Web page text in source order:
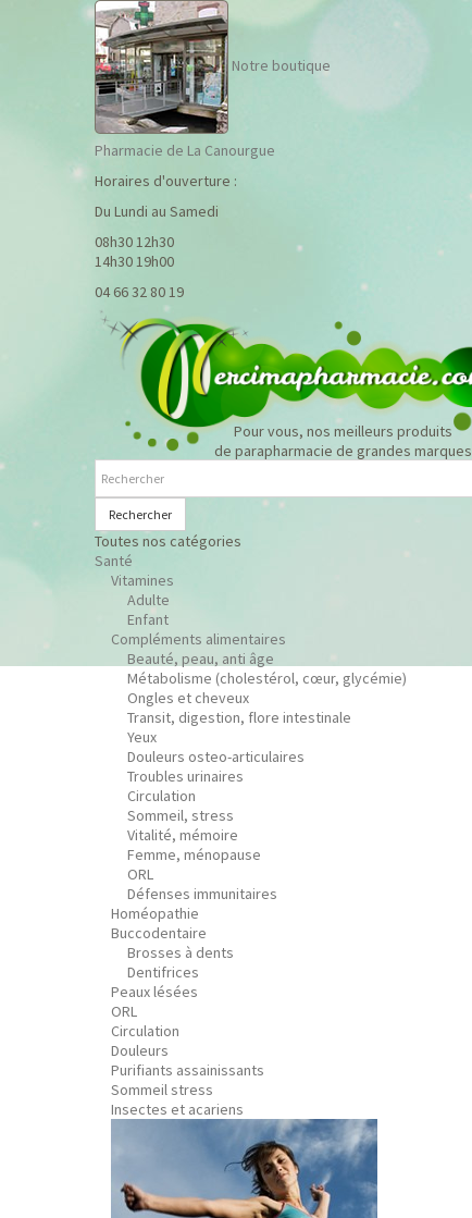
Notre boutique
Pharmacie de La Canourgue
Horaires d'ouverture :
Du Lundi au Samedi
08h30 12h30
14h30 19h00
04 66 32 80 19
Pour vous, nos meilleurs produits
de parapharmacie de grandes marques
Rechercher
Toutes nos catégories
Santé
Vitamines
Adulte
Enfant
Compléments alimentaires
Beauté, peau, anti âge
Métabolisme (cholestérol, cœur, glycémie)
Ongles et cheveux
Transit, digestion, flore intestinale
Yeux
Douleurs osteo-articulaires
Troubles urinaires
Circulation
Sommeil, stress
Vitalité, mémoire
Femme, ménopause
ORL
Défenses immunitaires
Homéopathie
Buccodentaire
Brosses à dents
Dentifrices
Peaux lésées
ORL
Circulation
Douleurs
Purifiants assainissants
Sommeil stress
Insectes et acariens